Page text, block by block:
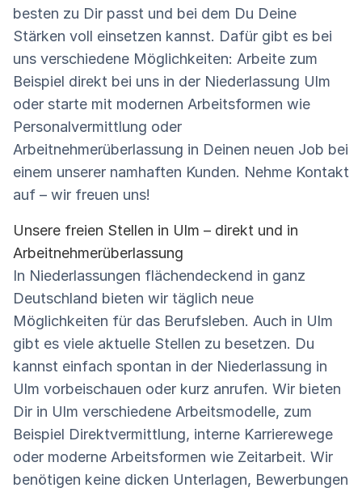
besten zu Dir passt und bei dem Du Deine
Stärken voll einsetzen kannst. Dafür gibt es bei
uns verschiedene Möglichkeiten: Arbeite zum
Beispiel direkt bei uns in der Niederlassung Ulm
oder starte mit modernen Arbeitsformen wie
Personalvermittlung oder
Arbeitnehmerüberlassung in Deinen neuen Job bei
einem unserer namhaften Kunden. Nehme Kontakt
auf – wir freuen uns!
Unsere freien Stellen in Ulm – direkt und in
Arbeitnehmerüberlassung
In Niederlassungen flächendeckend in ganz
Deutschland bieten wir täglich neue
Möglichkeiten für das Berufsleben. Auch in Ulm
gibt es viele aktuelle Stellen zu besetzen. Du
kannst einfach spontan in der Niederlassung in
Ulm vorbeischauen oder kurz anrufen. Wir bieten
Dir in Ulm verschiedene Arbeitsmodelle, zum
Beispiel Direktvermittlung, interne Karrierewege
oder moderne Arbeitsformen wie Zeitarbeit. Wir
benötigen keine dicken Unterlagen, Bewerbungen